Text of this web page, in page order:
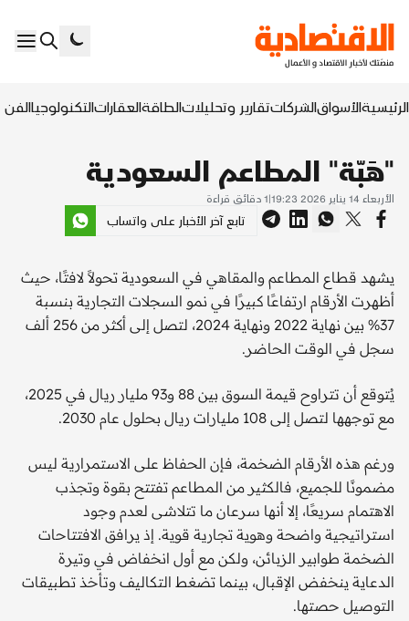
الرئيسيةالأسواقالشركاتتقارير وتحليلاتالطاقةالعقاراتالتكنولوجياالفن
"هَبّة" المطاعم السعودية
الأربعاء 14 يناير 2026 19:23 |
1 دقائق قراءة
تابع آخر الأخبار على واتساب
يشهد قطاع المطاعم والمقاهي في السعودية تحولاً لافتًا، حيث
أظهرت الأرقام ارتفاعًا كبيرًا في نمو السجلات التجارية بنسبة
37% بين نهاية 2022 ونهاية 2024، لتصل إلى أكثر من 256 ألف
سجل في الوقت الحاضر.
يُتوقع أن تتراوح قيمة السوق بين 88 و93 مليار ريال في 2025،
مع توجهها لتصل إلى 108 مليارات ريال بحلول عام 2030.
ورغم هذه الأرقام الضخمة، فإن الحفاظ على الاستمرارية ليس
مضمونًا للجميع، فالكثير من المطاعم تفتتح بقوة وتجذب
الاهتمام سريعًا، إلا أنها سرعان ما تتلاشى لعدم وجود
استراتيجية واضحة وهوية تجارية قوية. إذ يرافق الافتتاحات
الضخمة طوابير الزبائن، ولكن مع أول انخفاض في وتيرة
الدعاية ينخفض الإقبال، بينما تضغط التكاليف وتأخذ تطبيقات
التوصيل حصتها.